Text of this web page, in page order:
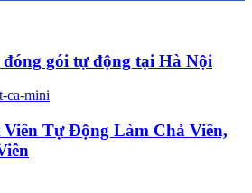
gói tự động tại Hà Nội
Tự Động Làm Chả Viên,